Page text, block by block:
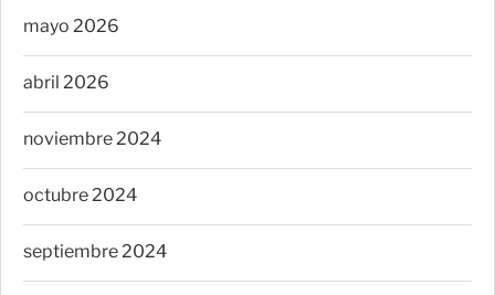
mayo 2026
abril 2026
noviembre 2024
octubre 2024
septiembre 2024